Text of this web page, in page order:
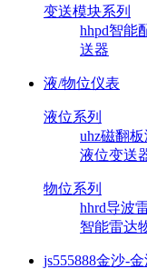
变送模块系列
hhpd智能
送器
液/物位仪表
液位系列
uhz磁翻
液位变送
物位系列
hhrd导波
智能雷达
js555888金沙-